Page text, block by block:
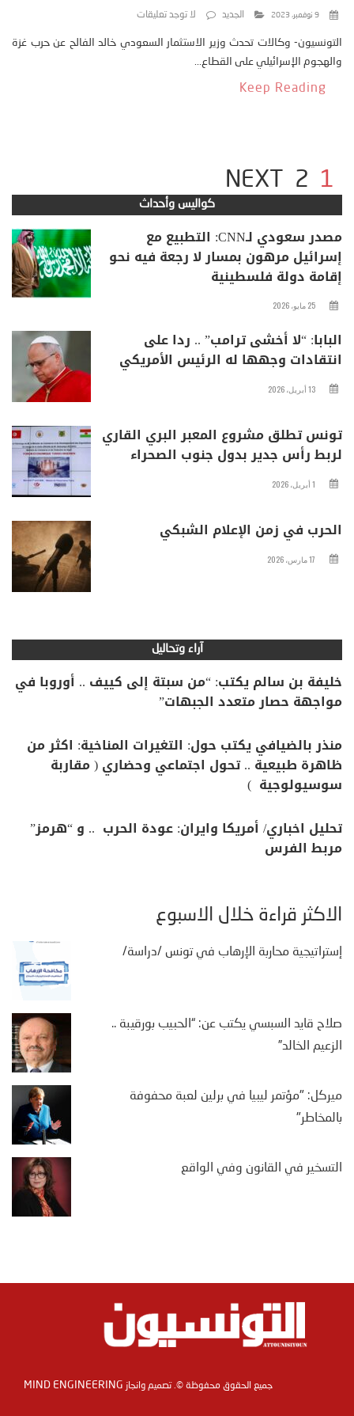
9 نوفمبر، 2023 الجديد لا توجد تعليقات
التونسيون- وكالات تحدث وزير الاستثمار السعودي خالد الفالح عن حرب غزة
والهجوم الإسرائيلي على القطاع...
Keep Reading
1
2
NEXT
كواليس وأحداث
مصدر سعودي لـCNN: التطبيع مع
إسرائيل مرهون بمسار لا رجعة فيه نحو
إقامة دولة فلسطينية
25 مايو، 2026
البابا: “لا أخشى ترامب” .. ردا على
انتقادات وجهها له الرئيس الأمريكي
13 أبريل، 2026
تونس تطلق مشروع المعبر البري القاري
لربط رأس جدير بدول جنوب الصحراء
1 أبريل، 2026
الحرب في زمن الإعلام الشبكي
17 مارس، 2026
آراء وتحاليل
خليفة بن سالم يكتب: “من سبتة إلى كييف .. أوروبا في
مواجهة حصار متعدد الجبهات”
منذر بالضيافي يكتب حول: التغيرات المناخية: اكثر من
ظاهرة طبيعية .. تحول اجتماعي وحضاري ( مقاربة
سوسيولوجية )
تحليل اخباري/ أمريكا وايران: عودة الحرب .. و “هرمز”
مربط الفرس
الأكثر قراءة خلال الأسبوع
إستراتيجية محاربة الإرهاب في تونس /دراسة/
صلاح قايد السبسي يكتب عن: “الحبيب بورقيبة ..
الزعيم الخالد”
ميركل: "مؤتمر ليبيا في برلين لعبة محفوفة
بالمخاطر"
التسخير في القانون وفي الواقع
جميع الحقوق محفوظة ©. تصميم وانجاز MIND ENGINEERING